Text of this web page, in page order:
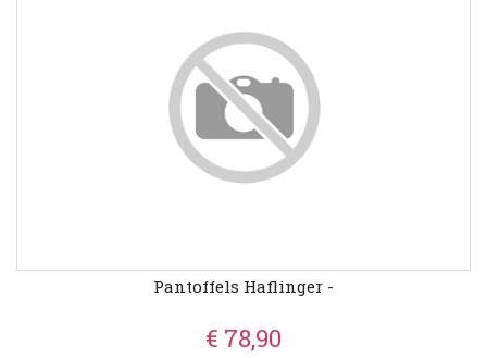
Pantoffels Haflinger -
€ 78,90